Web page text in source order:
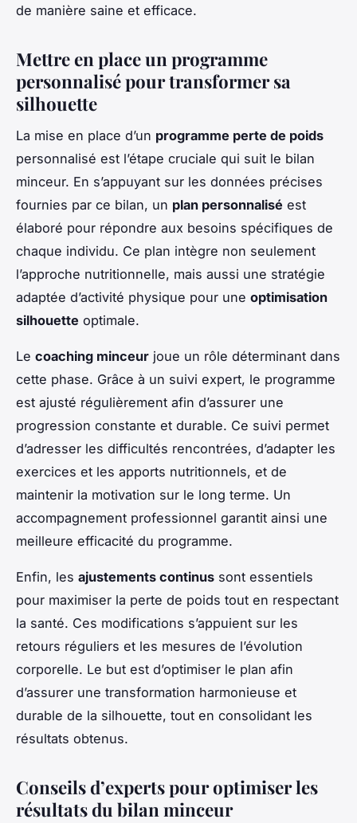
de manière saine et efficace.
Mettre en place un programme
personnalisé pour transformer sa
silhouette
La mise en place d’un programme perte de poids
personnalisé est l’étape cruciale qui suit le bilan
minceur. En s’appuyant sur les données précises
fournies par ce bilan, un plan personnalisé est
élaboré pour répondre aux besoins spécifiques de
chaque individu. Ce plan intègre non seulement
l’approche nutritionnelle, mais aussi une stratégie
adaptée d’activité physique pour une optimisation
silhouette optimale.
Le coaching minceur joue un rôle déterminant dans
cette phase. Grâce à un suivi expert, le programme
est ajusté régulièrement afin d’assurer une
progression constante et durable. Ce suivi permet
d’adresser les difficultés rencontrées, d’adapter les
exercices et les apports nutritionnels, et de
maintenir la motivation sur le long terme. Un
accompagnement professionnel garantit ainsi une
meilleure efficacité du programme.
Enfin, les ajustements continus sont essentiels
pour maximiser la perte de poids tout en respectant
la santé. Ces modifications s’appuient sur les
retours réguliers et les mesures de l’évolution
corporelle. Le but est d’optimiser le plan afin
d’assurer une transformation harmonieuse et
durable de la silhouette, tout en consolidant les
résultats obtenus.
Conseils d’experts pour optimiser les
résultats du bilan minceur